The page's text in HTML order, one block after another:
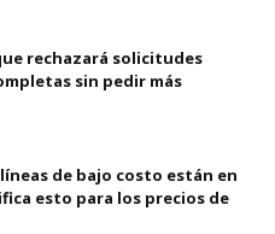
rechazará solicitudes
sin pedir más
de bajo costo están en
esto para los precios de